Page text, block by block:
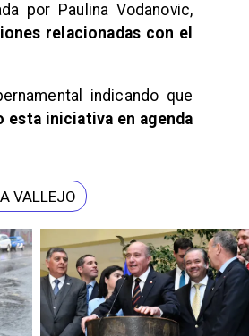
por Paulina Vodanovic,
relacionadas con el
indicando que
esta iniciativa en agenda
VALLEJO